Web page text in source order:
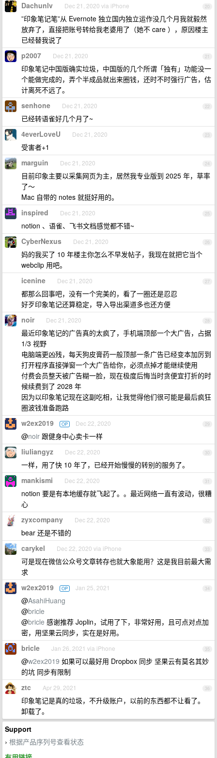
20
Dachunlv Dec 21, 2020 via iPhone
”印象笔记笔”从 Evernote 独立国内独立运作没几个月我就毅然
放弃了，直接把账号转给我老婆用了（她不 care ），原因楼主
已经替我说了
21
p2007 Dec 21, 2020
印象笔记中国版确实垃圾，中国版的几个所谓「独有」功能没一
个能做完成的，弄个半成品就出来圈钱，还时不时强行广告，估
计离死不远了。
22
senhone Dec 21, 2020
已经转语雀好几个月了~
23
4everLoveU Dec 21, 2020
受害者+1
24
marguin Dec 21, 2020
目前印象主要以采集网页为主，居然我专业版到 2025 年，草率
了～
Mac 自带的 notes 就挺好用的。
25
inspired Dec 21, 2020
notion 、语雀、飞书文档感觉都不错~
26
CyberNexus Dec 21, 2020
妈的我买了 10 年楼主你怎么不早发帖子，我现在就把它当个
webclip 用吧。
27
icenine Dec 21, 2020
都那么回事吧，没有一个完美的，看了一圈还是忍忍
好歹印象笔记还算稳定，导入导出渠道多也还方便
28
noir Dec 21, 2020
最近印象笔记的广告真的太疯了，手机端顶部一个大广告，占据
1/3 视野
电脑端更凶残，每天狗皮膏药一般顶部一条广告已经变本加厉到
打开程序直接弹窗一个大广告给你，必须点掉才能继续使用
付费会员整天被广告糊一脸，现在极度后悔当时贪便宜打折的时
候续费到了 2028 年
因为以印象笔记现在这副吃相，让我觉得他们很可能是最后疯狂
圈波钱准备跑路
29
w2ex2019 OP Dec 22, 2020
@noir 跟健身中心卖卡一样
30
liuliangyz Dec 22, 2020
一样，用了快 10 年了，已经开始慢慢的转别的服务了。
31
mankismi Dec 22, 2020
notion 要是有本地缓存就飞起了。。最近网络一直有波动，很糟
心
32
zyxcompany Dec 22, 2020
bear 还是不错的
33
carykel Dec 22, 2020 via iPhone
可是现在微信公众号文章转存也就大象能用？这是我目前最大需
求
34
w2ex2019 OP Jan 25, 2021
@AsahiHuang
@bricle
@bricle 感谢推荐 Joplin，试用了下，非常好用，且可点对点加
密，用坚果云同步，实在是好用。
35
bricle Jan 26, 2021 via iPhone
@w2ex2019 如果可以最好用 Dropbox 同步 坚果云有莫名其妙
的坑 同步有限制
36
ztc Apr 29, 2021
印象笔记是真的垃圾，不升级账户，以前的东西都不让看了。
卸载了。
Support
› 根据产品序列号查看状态